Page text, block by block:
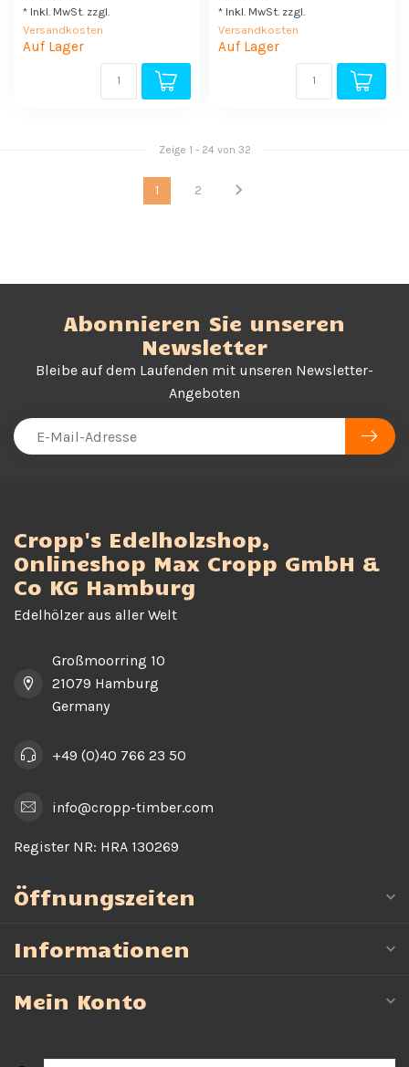
* Inkl. MwSt. zzgl.
Versandkosten
Auf Lager
* Inkl. MwSt. zzgl.
Versandkosten
Auf Lager
Zeige 1 - 24 von 32
1 2
Abonnieren Sie unseren
Newsletter
Bleibe auf dem Laufenden mit unseren Newsletter-
Angeboten
Cropp's Edelholzshop,
Onlineshop Max Cropp GmbH &
Co KG Hamburg
Edelhölzer aus aller Welt
Großmoorring 10
21079 Hamburg
Germany
+49 (0)40 766 23 50
info@cropp-timber.com
Register NR: HRA 130269
Öffnungszeiten
Informationen
Mein Konto